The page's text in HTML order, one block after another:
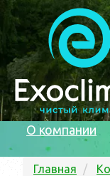
О компании
Главная